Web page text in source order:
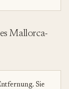
Mallorca-
Sie